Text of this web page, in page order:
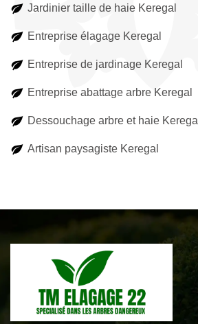
Jardinier taille de haie Keregal
Entreprise élagage Keregal
Entreprise de jardinage Keregal
Entreprise abattage arbre Keregal
Dessouchage arbre et haie Keregal
Artisan paysagiste Keregal